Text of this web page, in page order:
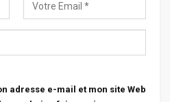
adresse e-mail et mon site Web